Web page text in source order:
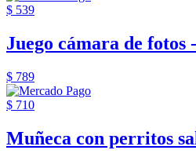
$ 539
Juego cámara de fotos
$ 789
$ 710
Muñeca con perritos